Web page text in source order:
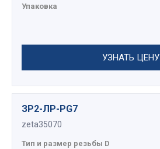
Упаковка
УЗНАТЬ ЦЕНУ
ЗР2-ЛР-PG7
zeta35070
Тип и размер резьбы D